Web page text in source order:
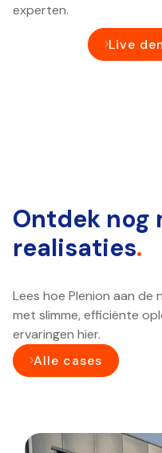
experten.
Live
Ontdek nog
realisaties.
Lees hoe Plenion aan
met slimme, efficiënte
ervaringen hier.
Alle cases